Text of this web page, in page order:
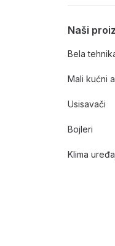
Naši
Bela
Mali kućni
Usisavači
Bojleri
Klima